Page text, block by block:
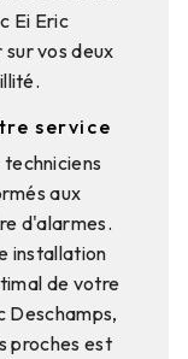
Ei Eric
vos deux
service
aux
d'alarmes.
installation
de votre
Deschamps,
proches est